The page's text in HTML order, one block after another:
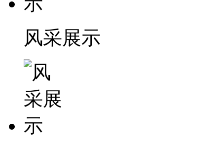
风采展示